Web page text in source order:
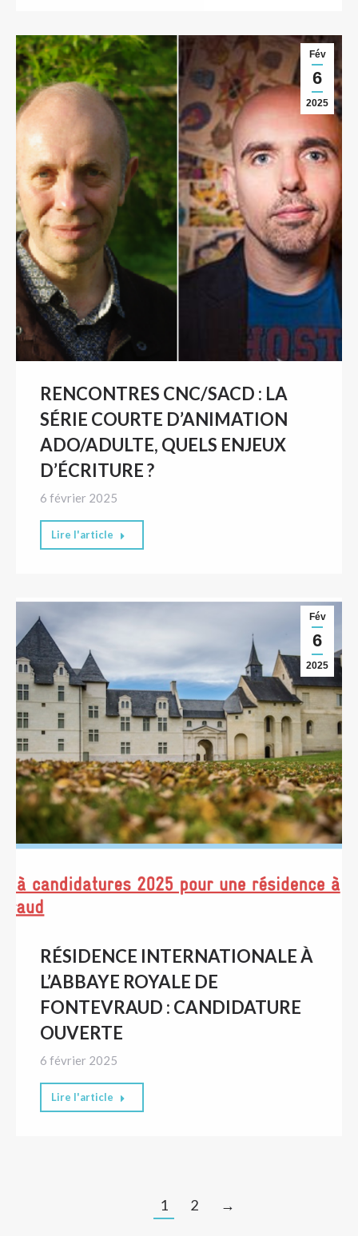
Fév
6
2025
RENCONTRES CNC/SACD : LA
SÉRIE COURTE D’ANIMATION
ADO/ADULTE, QUELS ENJEUX
D’ÉCRITURE ?
6 février 2025
Lire l'article
Fév
6
2025
RÉSIDENCE INTERNATIONALE À
L’ABBAYE ROYALE DE
FONTEVRAUD : CANDIDATURE
OUVERTE
6 février 2025
Lire l'article
1 2 →